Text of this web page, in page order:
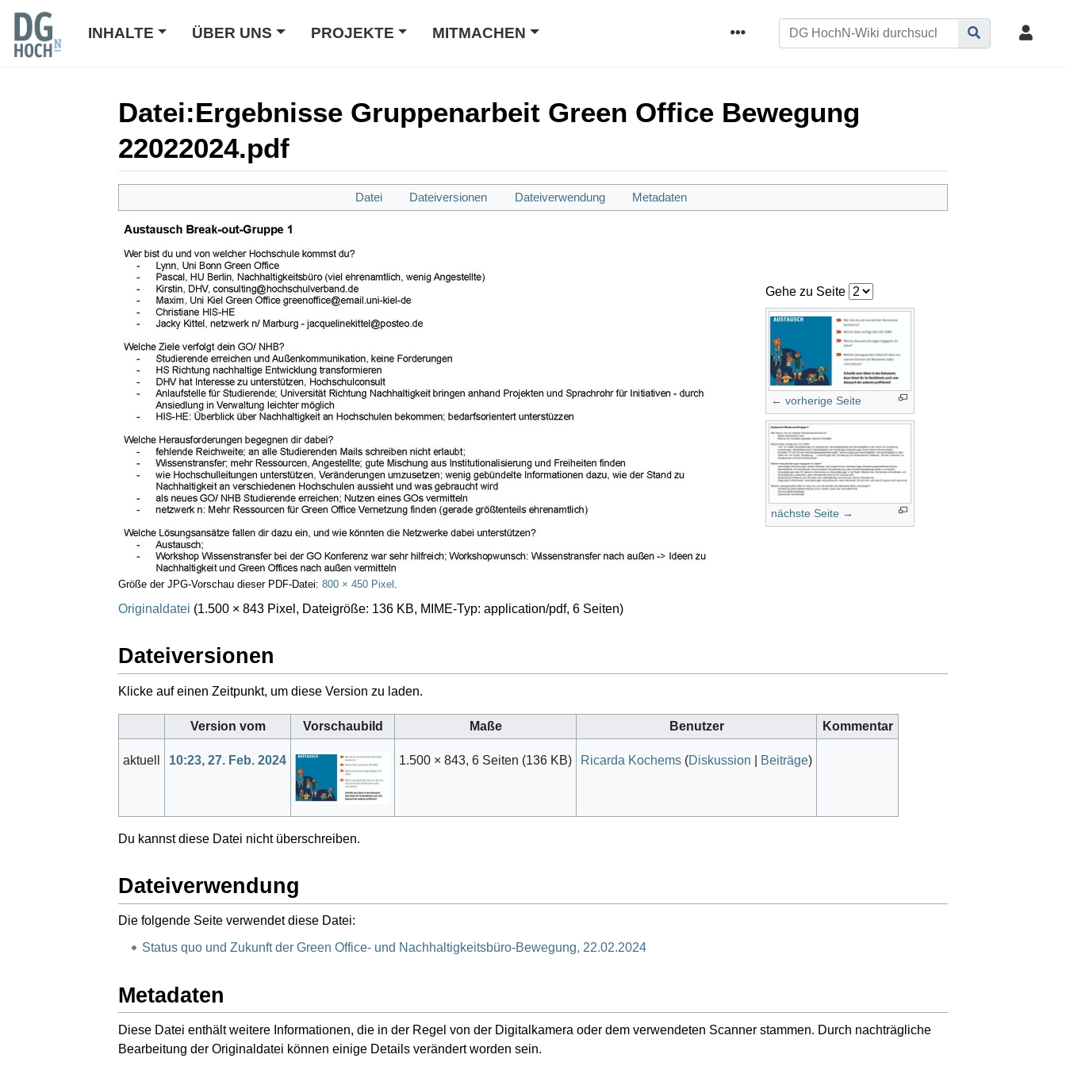
INHALTE ÜBER UNS PROJEKTE MITMACHEN
Datei:Ergebnisse Gruppenarbeit Green Office Bewegung
22022024.pdf
Datei Dateiversionen Dateiverwendung Metadaten
Größe der JPG-Vorschau dieser PDF-Datei: 800 × 450 Pixel .
Gehe zu Seite
← vorherige Seite
nächste Seite →
Originaldatei (1.500 × 843 Pixel, Dateigröße: 136 KB, MIME-Typ: application/pdf, 6 Seiten)
Dateiversionen
Klicke auf einen Zeitpunkt, um diese Version zu laden.
Version vom Vorschaubild Maße Benutzer Kommentar
aktuell 10:23, 27. Feb. 2024 1.500 × 843, 6 Seiten (136 KB) Ricarda Kochems (Diskussion Beiträge)
Du kannst diese Datei nicht überschreiben.
Dateiverwendung
Die folgende Seite verwendet diese Datei:
Status quo und Zukunft der Green Office- und Nachhaltigkeitsbüro-Bewegung, 22.02.2024
Metadaten
Diese Datei enthält weitere Informationen, die in der Regel von der Digitalkamera oder dem verwendeten Scanner stammen. Durch nachträgliche
Bearbeitung der Originaldatei können einige Details verändert worden sein.